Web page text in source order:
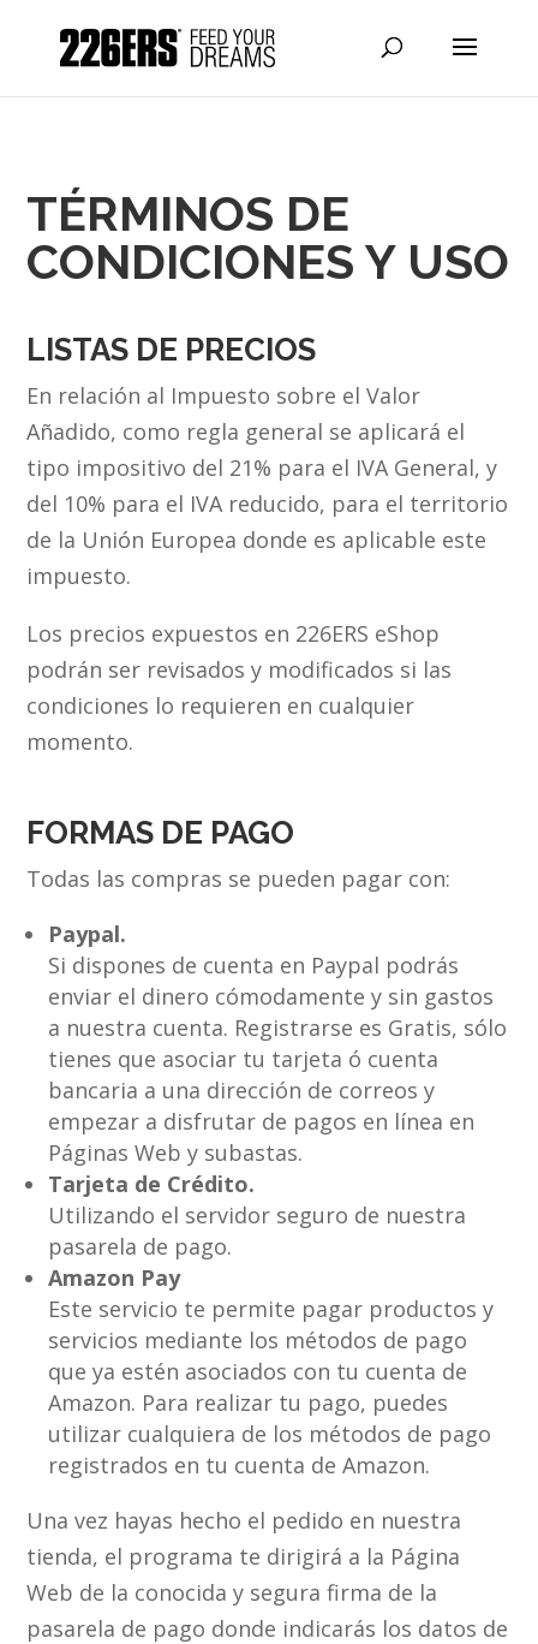
TÉRMINOS DE
CONDICIONES Y USO
LISTAS DE PRECIOS
En relación al Impuesto sobre el Valor
Añadido, como regla general se aplicará el
tipo impositivo del 21% para el IVA General, y
del 10% para el IVA reducido, para el territorio
de la Unión Europea donde es aplicable este
impuesto.
Los precios expuestos en 226ERS eShop
podrán ser revisados y modificados si las
condiciones lo requieren en cualquier
momento.
FORMAS DE PAGO
Todas las compras se pueden pagar con:
Paypal.
Si dispones de cuenta en Paypal podrás
enviar el dinero cómodamente y sin gastos
a nuestra cuenta. Registrarse es Gratis, sólo
tienes que asociar tu tarjeta ó cuenta
bancaria a una dirección de correos y
empezar a disfrutar de pagos en línea en
Páginas Web y subastas.
Tarjeta de Crédito.
Utilizando el servidor seguro de nuestra
pasarela de pago.
Amazon Pay
Este servicio te permite pagar productos y
servicios mediante los métodos de pago
que ya estén asociados con tu cuenta de
Amazon. Para realizar tu pago, puedes
utilizar cualquiera de los métodos de pago
registrados en tu cuenta de Amazon.
Una vez hayas hecho el pedido en nuestra
tienda, el programa te dirigirá a la Página
Web de la conocida y segura firma de la
pasarela de pago donde indicarás los datos de